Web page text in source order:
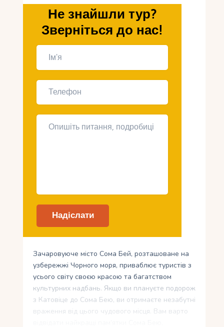
Не знайшли тур?
Зверніться до нас!
Зачаровуюче місто Сома Бей, розташоване на
узбережжі Чорного моря, приваблює туристів з
усього світу своєю красою та багатством
культурних надбань. Якщо ви плануєте подорож
з Катовіце до Сома Бею, ви отримаєте незабутні
враження від цього чудового місця. Вам варто